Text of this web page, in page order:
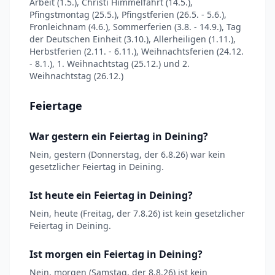
Pfingstmontag (25.5.), Pfingstferien (26.5. - 5.6.),
Fronleichnam (4.6.), Sommerferien (3.8. - 14.9.), Tag
der Deutschen Einheit (3.10.), Allerheiligen (1.11.),
Herbstferien (2.11. - 6.11.), Weihnachtsferien (24.12.
- 8.1.), 1. Weihnachtstag (25.12.) und 2.
Weihnachtstag (26.12.)
Feiertage
War gestern ein Feiertag in Deining?
Nein, gestern (Donnerstag, der 6.8.26) war kein
gesetzlicher Feiertag in Deining.
Ist heute ein Feiertag in Deining?
Nein, heute (Freitag, der 7.8.26) ist kein gesetzlicher
Feiertag in Deining.
Ist morgen ein Feiertag in Deining?
Nein, morgen (Samstag, der 8.8.26) ist kein